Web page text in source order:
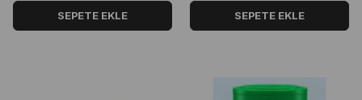
SEPETE EKLE SEPETE EKLE